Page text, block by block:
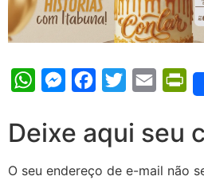
WhatsAppMessengerFacebook
Twitter Email
Deixe aqui seu
O seu endereço de e-mail não